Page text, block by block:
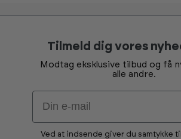
Tilmeld dig vores
Modtag eksklusive tilbud og få
alle andre.
Email
Ved at indsende giver du samtykke